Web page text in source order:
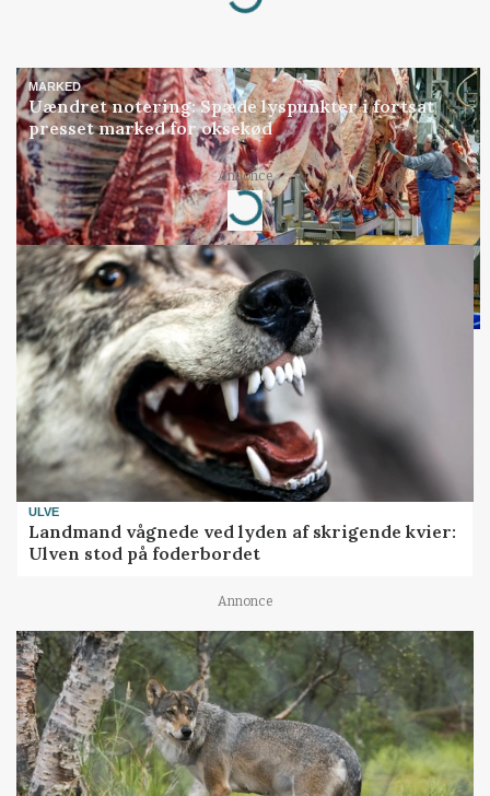
MARKED
Uændret notering: Spæde lyspunkter i fortsat
presset marked for oksekød
Annonce
Loading...
ULVE
Landmand vågnede ved lyden af skrigende kvier:
Ulven stod på foderbordet
Annonce